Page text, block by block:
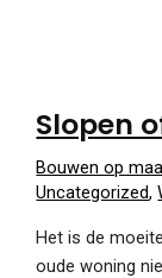
Slopen
Bouwen op
Uncategorized,
Het is de
oude woning